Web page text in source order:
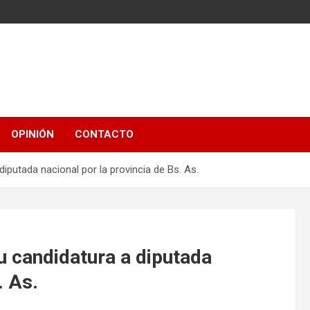
OPINIÓN CONTACTO
nacional por la provincia de Bs. As.
candidatura a diputada
As.